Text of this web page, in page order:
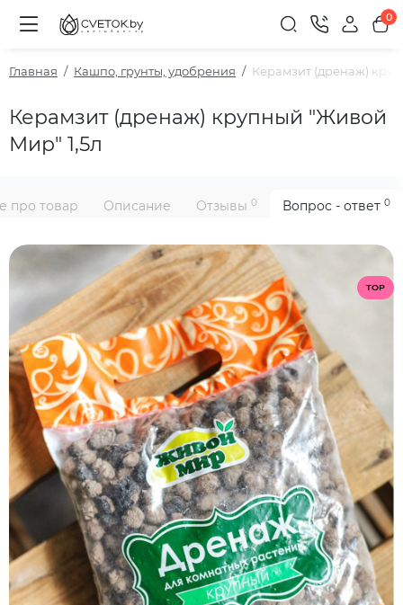
0
Главная Кашпо, грунты, удобрения Керамзит (дренаж)
Керамзит (дренаж) крупный "Живой
Мир" 1,5л
про товар Описание Отзывы 0 Вопрос - ответ 0
TOP